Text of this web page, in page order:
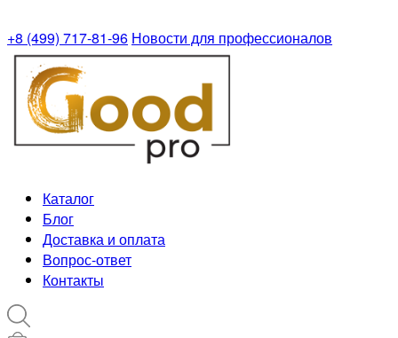
+8 (499) 717-81-96 Новости для профессионалов
Каталог
Блог
Доставка и оплата
Вопрос-ответ
Контакты